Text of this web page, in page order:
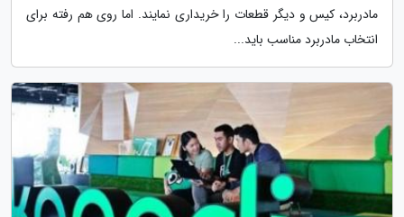
مادربرد، کیس و دیگر قطعات را خریداری نمایند. اما روی هم رفته برای
انتخاب مادربرد مناسب باید...